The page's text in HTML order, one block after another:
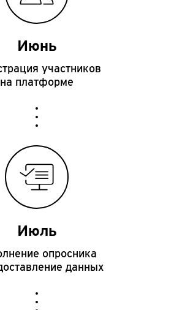
Июнь
участников
на платформе
Июль
ение опросника
данных